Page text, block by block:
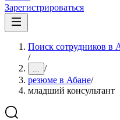
Зарегистрироваться
Поиск сотрудников в
/
... /
резюме в Абане/
младший консультант